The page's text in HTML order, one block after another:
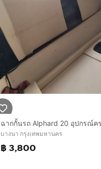
บางนา กรุงเทพมหานคร
฿ 3,800